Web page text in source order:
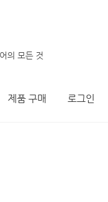
의 모든 것
제품 구매 로그인